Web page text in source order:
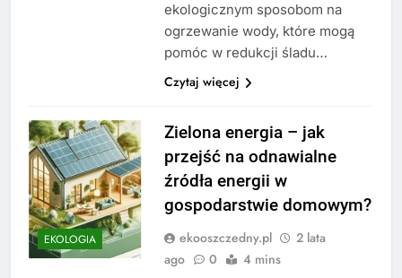
ekologicznym sposobom na
ogrzewanie wody, które mogą
pomóc w redukcji śladu…
Czytaj więcej
EKOLOGIA
Zielona energia – jak
przejść na odnawialne
źródła energii w
gospodarstwie domowym?
ekooszczedny.pl
2 lata
ago
0 4 mins